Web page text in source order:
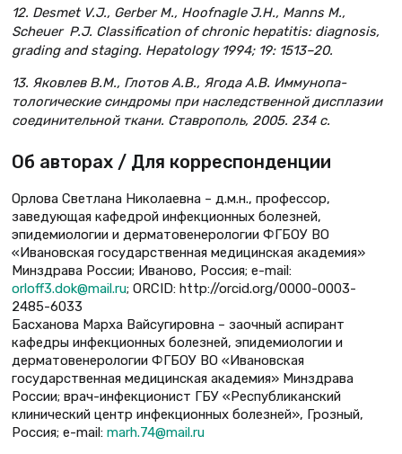
12. Desmet V.J., Gerber M., Hoofnagle J.H., Manns M.,
Scheuer P.J. Classification of chronic hepatitis: diagnosis,
grading and staging. Hepatology 1994; 19: 1513–20.
13. Яковлев В.М., Глотов А.В., Ягода А.В. Иммунопа­
тологические синдромы при наследственной дисплазии
соединительной ткани. Ставрополь, 2005. 234 с.
Об авторах / Для корреспонденции
Орлова Светлана Николаевна – д.м.н., профессор,
заведующая кафедрой инфекционных болезней,
эпидемиологии и дерматовенерологии ФГБОУ ВО
«Ивановская государственная медицинская академия»
Минздрава России; Иваново, Россия; е-mail:
orloff3.dok@mail.ru; ORCID: http://orcid.org/0000-0003-
2485-6033
Басханова Марха Вайсугировна – заочный аспирант
кафедры инфекционных болезней, эпидемиологии и
дерматовенерологии ФГБОУ ВО «Ивановская
государственная медицинская академия» Минздрава
России; врач-инфекционист ГБУ «Республиканский
клинический центр инфекционных болезней», Грозный,
Россия; е-mail: marh.74@mail.ru